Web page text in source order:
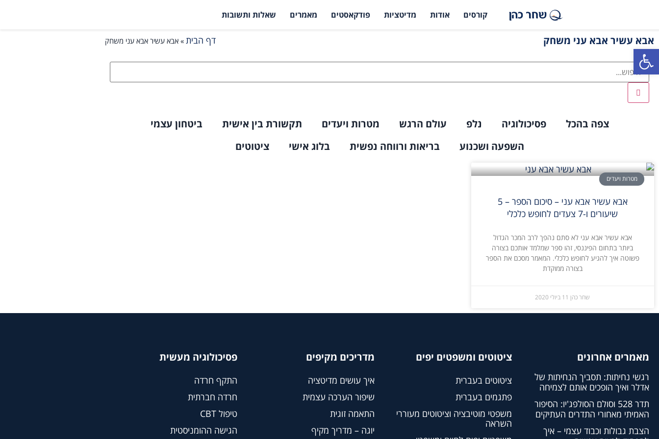
פתח סרגל נגישות
קורסים אודות מדיטציות פודקאסטים מאמרים שאלות ותשובות
אבא עשיר אבא עני משחק דף הבית » אבא עשיר אבא עני משחק
צפה בהכל פסיכולוגיה נלפ עולם הרגש מטרות ויעדים תקשורת בין אישית
ביטחון עצמי
השפעה ושכנוע
בריאות ורווחה נפשית בלוג אישי ציטוטים
מטרות ויעדים
אבא עשיר אבא עני – סיכום הספר – 5
שיעורים ו-7 צעדים לחופש כלכלי
אבא עשיר אבא עני לא סתם נהפך לרב המכר הגדול
ביותר בתחום הפיננסי, זהו ספר שמלמד אותכם בצורה
פשוטה איך להגיע לחופש כלכלי. המאמר מסכם את הספר
בצורה ממוקדת
שחר כהן 11 ביולי 2020
מאמרים אחרונים
רגשי נחיתות: תסביך הנחיתות של
אדלר ואיך הופכים אותם לצמיחה
תדר 528 וסולם הסולפג'יו: הסיפור
האמיתי מאחורי התדרים העתיקים
הצבת גבולות וכבוד עצמי – איך
ציטוטים ומשפטים יפים
ציטוטים בעברית
פתגמים בעברית
משפטי מוטיבציה וציטוטים מעוררי
השראה
מדריכים מקיפים
איך עושים מדיטציה
שיפור הערכה עצמית
התאמה זוגית
יוגה – מדריך מקיף
פסיכולוגיה מעשית
התקף חרדה
חרדה חברתית
טיפול CBT
הגישה ההומניסטית